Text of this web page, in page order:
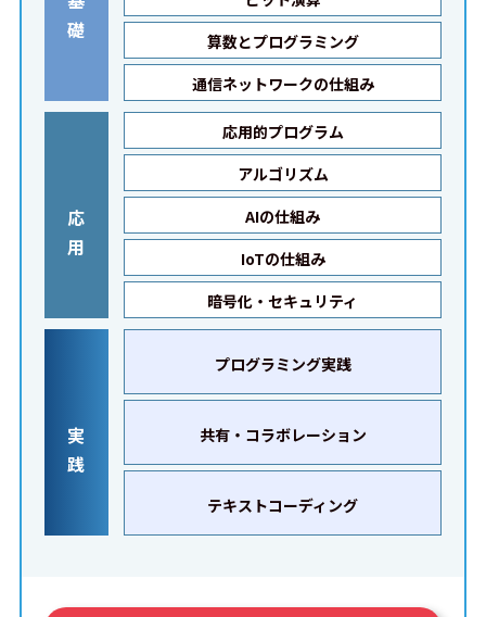
礎
算数とプログラミング
通信ネットワークの仕組み
応
用
応用的プログラム
アルゴリズム
AIの仕組み
IoTの仕組み
暗号化・セキュリティ
実
践
プログラミング実践
共有・コラボレーション
テキストコーディング